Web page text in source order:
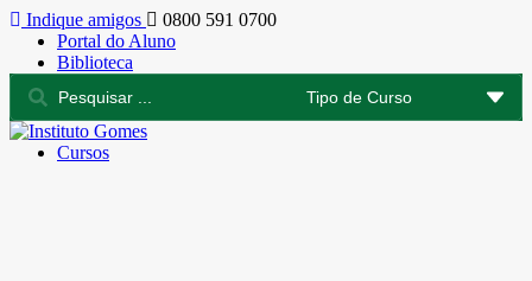
Indique amigos
0800 591 0700
Portal do Aluno
Biblioteca
Cursos